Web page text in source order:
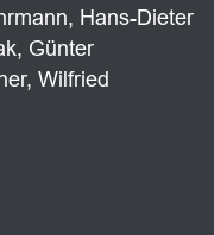
Hans-Dieter
Günter
Wilfried